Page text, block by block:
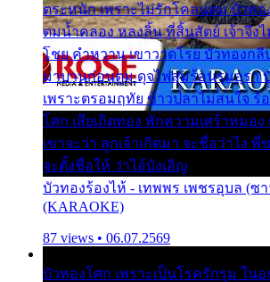
ตระหนัก เพราะไม่รักโคลนตม บัวทอ
ตมน้ำคลอง หลงลิ้น ที่สิ้นสัตย์ เจ้าจึง
โชย คำหวาน เขาวาดโรย บัวทองก
มาบานก่อนตูม ดุจไฟสุมร้อนรุมอุรา
เพราะตรอมฤทัย ข้าวปลาไม่สนใจ ร้
โศก เสียเถิดทอง พักความเศร้าหมอง
เขาจะว่า ลูกเจ้าเกิดมา จะชื่อว่าไง
จะตั้งชื่อให้ ว่าไอ้บังเอิญ
บัวทองร้องไห้ - เทพพร เพชรอุบล (ซ
(KARAOKE)
87 views • 06.07.2569
บัวทองโศก เพราะเป็นโรครักรุม ใน